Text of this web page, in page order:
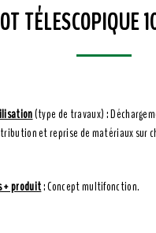
TÉLESCOPIQUE
(type de travaux) :
et reprise de matériaux sur
+ produit: Concept multifonction.